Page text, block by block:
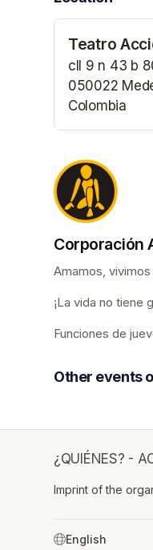
Teatro
cll 9 n 43 b
050022
Colombia
(opens in a
Corporación
Amamos,
¡La vida no tiene
Funciones de
Other events
¿QUIÉNES? -
Imprint of the